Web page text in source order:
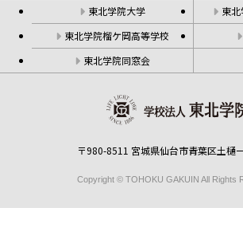
東北学院大学
東
東北学院榴ケ岡高等学校
東北学院同窓会
〒980-8511 宮城県仙台市青葉区土樋
Copyright © TOHOKU GAKUIN All Rights